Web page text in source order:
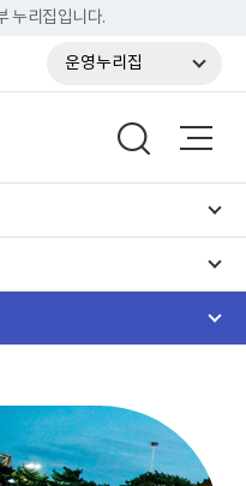
누리집입니다.
운영누리집